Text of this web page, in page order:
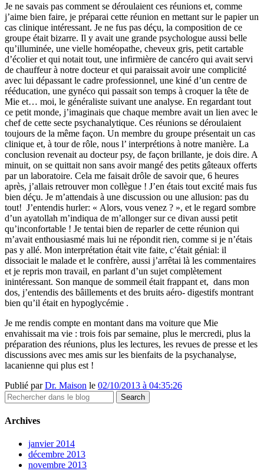
Je ne savais pas comment se déroulaient ces réunions et, comme
j’aime bien faire, je préparai cette réunion en mettant sur le papier un
cas clinique intéressant. Je ne fus pas déçu, la composition de ce
groupe était bizarre. Il y avait une grande psychologue aussi belle
qu’illuminée, une vielle homéopathe, cheveux gris, petit cartable
d’écolier et qui notait tout, une infirmière de cancéro qui avait servi
de chauffeur à notre docteur et qui paraissait avoir une complicité
avec lui dépassant le cadre professionnel, une kiné d’un centre de
rééducation, une gynéco qui passait son temps à croquer la tête de
Mie et… moi, le généraliste suivant une analyse. En regardant tout
ce petit monde, j’imaginais que chaque membre avait un lien avec le
chef de cette secte psychanalytique. Ces réunions se déroulaient
toujours de la même façon. Un membre du groupe présentait un cas
clinique et, à tour de rôle, nous l’ interprétions à notre manière. La
conclusion revenait au docteur psy, de façon brillante, je dois dire. A
minuit, on se quittait non sans avoir mangé des petits gâteaux offerts
par un laboratoire. Cela me faisait drôle de savoir que, 6 heures
après, j’allais retrouver mon collègue ! J’en étais tout excité mais fus
bien déçu. Je m’attendais à une discussion ou une allusion: pas du
tout! J’entendis hurler: « Alors, vous venez ? », et le regard sombre
d’un ayatollah m’indiqua de m’allonger sur ce divan aussi petit
qu’inconfortable ! Je tentai bien de reparler de cette réunion qui
m’avait enthousiasmé mais lui ne répondit rien, comme si je n’étais
pas y allé. Mon interprétation était vite faite, c’était génial: il
dissociait le malade et le confrère, aussi j’arrêtai là les commentaires
et je repris mon travail, en parlant d’un sujet complètement
inintéressant. Son manque de sommeil était frappant et, dans mon
dos, j’entendis des bâillements et des bruits aéro- digestifs montrant
bien qu’il était en hypoglycémie .
Je me rendis compte en montant dans ma voiture que Mie
envahissait ma vie : trois fois par semaine, plus le mercredi, plus la
préparation des réunions, plus les lectures, les revues de presse et les
discussions avec mes amis sur les bienfaits de la psychanalyse,
lacanienne qui plus est !
Publié parDr. Maison le 02/10/2013 à 04:35:26
Archives
janvier 2014
décembre 2013
novembre 2013